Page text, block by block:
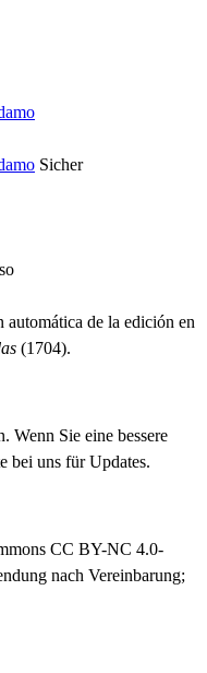
Sicher
de la edición en
(1704).
Wenn Sie eine bessere
bei uns für Updates.
CC BY-NC 4.0-
nach Vereinbarung;